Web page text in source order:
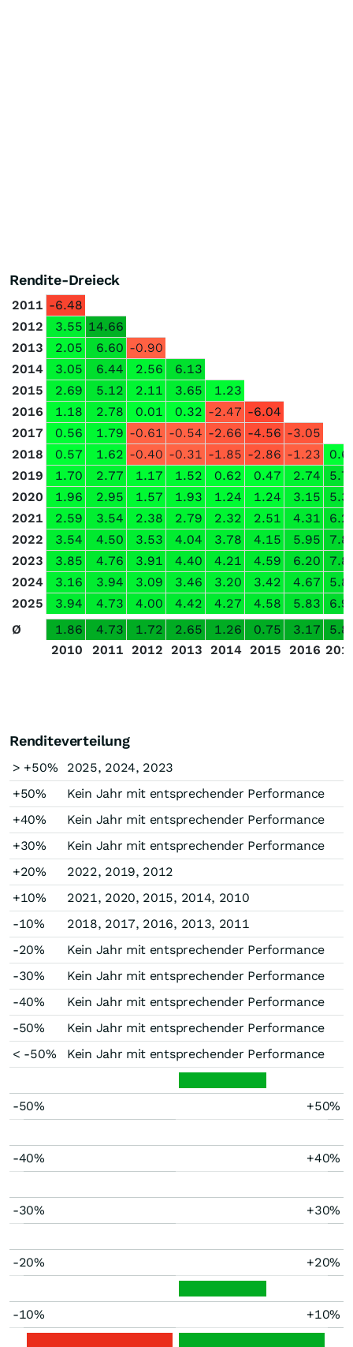
Rendite-Dreieck
2011 -6.48
2012
3.55 14.66
2013
2.05 6.60 -0.90
2014
3.05 6.44 2.56
6.13
2015
2.69 5.12 2.11 3.65
1.23
2016
1.18 2.78 0.01 0.32 -2.47 -6.04
2017
0.56 1.79 -0.61 -0.54 -2.66 -4.56 -3.05
2018
0.57 1.62 -0.40 -0.31 -1.85 -2.86 -1.23
2019
1.70 2.77 1.17 1.52 0.62 0.47 2.74
2020
1.96 2.95 1.57 1.93 1.24 1.24 3.15
2021
2.59 3.54 2.38 2.79 2.32 2.51 4.31
2022
3.54 4.50 3.53 4.04 3.78 4.15 5.95
2023
3.85 4.76 3.91 4.40 4.21 4.59 6.20
2024
3.16 3.94 3.09 3.46 3.20 3.42 4.67
2025
3.94 4.73 4.00 4.42 4.27 4.58 5.83
Ø
1.86 4.73 1.72 2.65 1.26 0.75 3.17
2010
2011 2012 2013 2014 2015 2016
Renditeverteilung
> +50%
2025, 2024, 2023
+50%
Kein Jahr mit entsprechender Performance
+40%
Kein Jahr mit entsprechender Performance
+30%
Kein Jahr mit entsprechender Performance
+20%
2022, 2019, 2012
+10%
2021, 2020, 2015, 2014, 2010
-10%
2018, 2017, 2016, 2013, 2011
-20%
Kein Jahr mit entsprechender Performance
-30%
Kein Jahr mit entsprechender Performance
-40%
Kein Jahr mit entsprechender Performance
-50%
Kein Jahr mit entsprechender Performance
< -50%
Kein Jahr mit entsprechender Performance
-50% +50%
-40% +40%
-30% +30%
-20% +20%
-10% +10%